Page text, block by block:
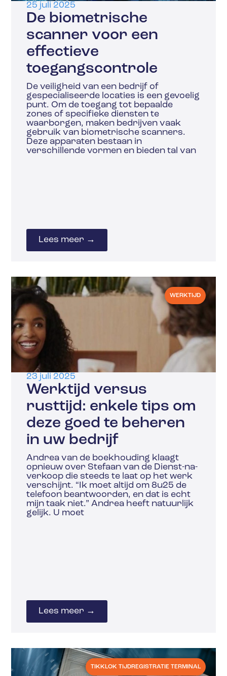
25 juli 2025
De biometrische
scanner voor een
effectieve
toegangscontrole
De veiligheid van een bedrijf of
gespecialiseerde locaties is een gevoelig
punt. Om de toegang tot bepaalde
zones of specifieke diensten te
waarborgen, maken bedrijven vaak
gebruik van biometrische scanners.
Deze apparaten bestaan in
verschillende vormen en bieden tal van
Lees meer →
WERKTIJD
23 juli 2025
Werktijd versus
rusttijd: enkele tips om
deze goed te beheren
in uw bedrijf
Andrea van de boekhouding klaagt
opnieuw over Stefaan van de Dienst-na-
verkoop die steeds te laat op het werk
verschijnt. “Ik moet altijd om 8u25 de
telefoon beantwoorden, en dat is echt
mijn taak niet.” Andrea heeft natuurlijk
gelijk. U moet
Lees meer →
TIKKLOK TIJDREGISTRATIE TERMINAL